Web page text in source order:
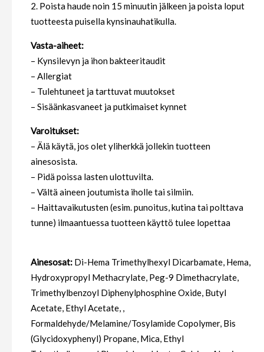
2. Poista haude noin 15 minuutin jälkeen ja poista loput
tuotteesta puisella kynsinauhatikulla.
Vasta-aiheet:
– Kynsilevyn ja ihon bakteeritaudit
– Allergiat
– Tulehtuneet ja tarttuvat muutokset
– Sisäänkasvaneet ja putkimaiset kynnet
Varoitukset:
– Älä käytä, jos olet yliherkkä jollekin tuotteen
ainesosista.
– Pidä poissa lasten ulottuvilta.
– Vältä aineen joutumista iholle tai silmiin.
– Haittavaikutusten (esim. punoitus, kutina tai polttava
tunne) ilmaantuessa tuotteen käyttö tulee lopettaa
Ainesosat: Di-Hema Trimethylhexyl Dicarbamate, Hema,
Hydroxypropyl Methacrylate, Peg-9 Dimethacrylate,
Trimethylbenzoyl Diphenylphosphine Oxide, Butyl
Acetate, Ethyl Acetate, ,
Formaldehyde/Melamine/Tosylamide Copolymer, Bis
(Glycidoxyphenyl) Propane, Mica, Ethyl